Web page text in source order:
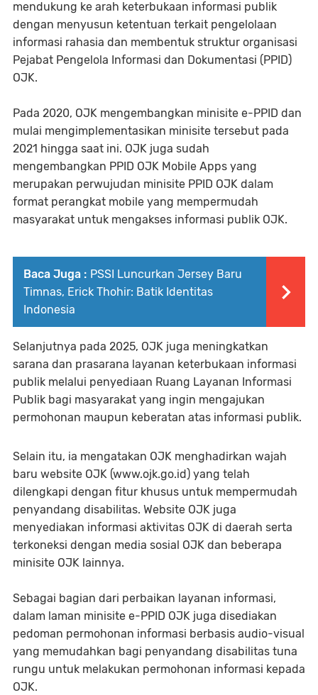
mendukung ke arah keterbukaan informasi publik
dengan menyusun ketentuan terkait pengelolaan
informasi rahasia dan membentuk struktur organisasi
Pejabat Pengelola Informasi dan Dokumentasi (PPID)
OJK.
Pada 2020, OJK mengembangkan minisite e-PPID dan
mulai mengimplementasikan minisite tersebut pada
2021 hingga saat ini. OJK juga sudah
mengembangkan PPID OJK Mobile Apps yang
merupakan perwujudan minisite PPID OJK dalam
format perangkat mobile yang mempermudah
masyarakat untuk mengakses informasi publik OJK.
Baca Juga : PSSI Luncurkan Jersey Baru
Timnas, Erick Thohir: Batik Identitas
Indonesia
Selanjutnya pada 2025, OJK juga meningkatkan
sarana dan prasarana layanan keterbukaan informasi
publik melalui penyediaan Ruang Layanan Informasi
Publik bagi masyarakat yang ingin mengajukan
permohonan maupun keberatan atas informasi publik.
Selain itu, ia mengatakan OJK menghadirkan wajah
baru website OJK (www.ojk.go.id) yang telah
dilengkapi dengan fitur khusus untuk mempermudah
penyandang disabilitas. Website OJK juga
menyediakan informasi aktivitas OJK di daerah serta
terkoneksi dengan media sosial OJK dan beberapa
minisite OJK lainnya.
Sebagai bagian dari perbaikan layanan informasi,
dalam laman minisite e-PPID OJK juga disediakan
pedoman permohonan informasi berbasis audio-visual
yang memudahkan bagi penyandang disabilitas tuna
rungu untuk melakukan permohonan informasi kepada
OJK.